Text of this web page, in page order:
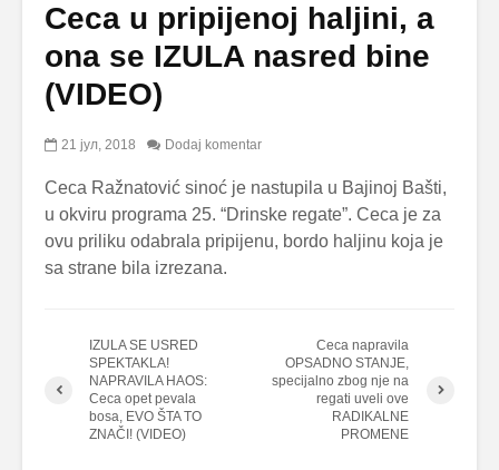
Ceca u pripijenoj haljini, a
ona se IZULA nasred bine
(VIDEO)
21 јул, 2018 Dodaj komentar
Ceca Ražnatović sinoć je nastupila u Bajinoj Bašti,
u okviru programa 25. “Drinske regate”. Ceca je za
ovu priliku odabrala pripijenu, bordo haljinu koja je
sa strane bila izrezana.
IZULA SE USRED
SPEKTAKLA!
NAPRAVILA HAOS:
Ceca opet pevala
bosa, EVO ŠTA TO
ZNAČI! (VIDEO)
Ceca napravila
OPSADNO STANJE,
specijalno zbog nje na
regati uveli ove
RADIKALNE
PROMENE